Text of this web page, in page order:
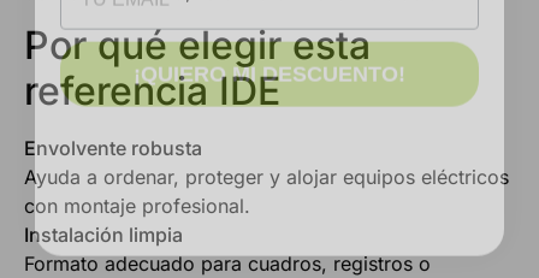
Por qué elegir esta
referencia IDE
Envolvente robusta
Ayuda a ordenar, proteger y alojar equipos eléctricos
con montaje profesional.
Instalación limpia
Formato adecuado para cuadros, registros o
¡QUIERO MI DESCUENTO!